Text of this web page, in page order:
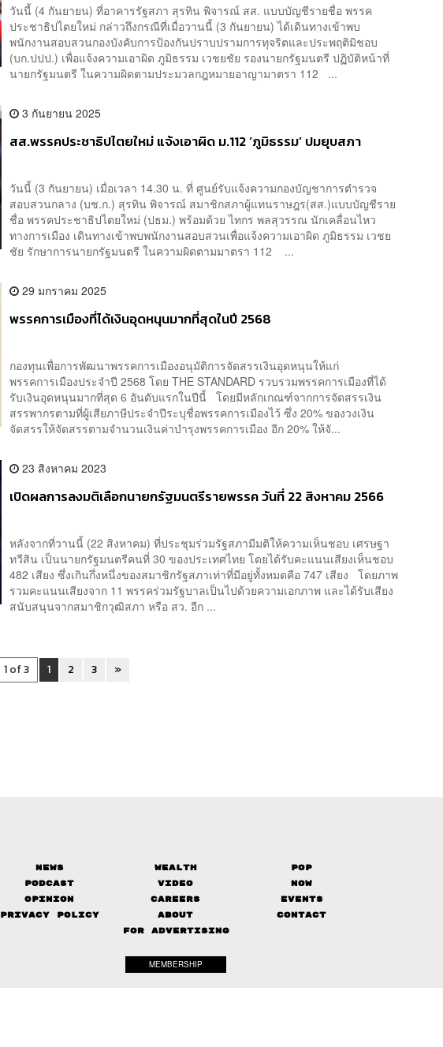
วันนี้ (4 กันยายน) ที่อาคารรัฐสภา สุรทิน พิจารณ์ สส. แบบบัญชีรายชื่อ พรรค
ประชาธิปไตยใหม่ กล่าวถึงกรณีที่เมื่อวานนี้ (3 กันยายน) ได้เดินทางเข้าพบ
พนักงานสอบสวนกองบังคับการป้องกันปราบปรามการทุจริตและประพฤติมิชอบ
(บก.ปปป.) เพื่อแจ้งความเอาผิด ภูมิธรรม เวชยชัย รองนายกรัฐมนตรี ปฏิบัติหน้าที่
นายกรัฐมนตรี ในความผิดตามประมวลกฎหมายอาญามาตรา 112 ...
3 กันยายน 2025
สส.พรรคประชาธิปไตยใหม่ แจ้งเอาผิด ม.112 ‘ภูมิธรรม’ ปมยุบสภา
วันนี้ (3 กันยายน) เมื่อเวลา 14.30 น. ที่ ศูนย์รับแจ้งความกองบัญชาการตำรวจ
สอบสวนกลาง (บช.ก.) สุรทิน พิจารณ์ สมาชิกสภาผู้แทนราษฎร(สส.)แบบบัญชีราย
ชื่อ พรรคประชาธิปไตยใหม่ (ปธม.) พร้อมด้วย ไทกร พลสุวรรณ นักเคลื่อนไหว
ทางการเมือง เดินทางเข้าพบพนักงานสอบสวนเพื่อแจ้งความเอาผิด ภูมิธรรม เวชย
ชัย รักษาการนายกรัฐมนตรี ในความผิดตามมาตรา 112 ...
29 มกราคม 2025
พรรคการเมืองที่ได้เงินอุดหนุนมากที่สุดในปี 2568
กองทุนเพื่อการพัฒนาพรรคการเมืองอนุมัติการจัดสรรเงินอุดหนุนให้แก่
พรรคการเมืองประจำปี 2568 โดย THE STANDARD รวบรวมพรรคการเมืองที่ได้
รับเงินอุดหนุนมากที่สุด 6 อันดับแรกในปีนี้ โดยมีหลักเกณฑ์จากการจัดสรรเงิน
สรรพากรตามที่ผู้เสียภาษีประจำปีระบุชื่อพรรคการเมืองไว้ ซึ่ง 20% ของวงเงิน
จัดสรรให้จัดสรรตามจำนวนเงินค่าบำรุงพรรคการเมือง อีก 20% ให้จั...
23 สิงหาคม 2023
เปิดผลการลงมติเลือกนายกรัฐมนตรีรายพรรค วันที่ 22 สิงหาคม 2566
หลังจากที่วานนี้ (22 สิงหาคม) ที่ประชุมร่วมรัฐสภามีมติให้ความเห็นชอบ เศรษฐา
ทวีสิน เป็นนายกรัฐมนตรีคนที่ 30 ของประเทศไทย โดยได้รับคะแนนเสียงเห็นชอบ
482 เสียง ซึ่งเกินกึ่งหนึ่งของสมาชิกรัฐสภาเท่าที่มีอยู่ทั้งหมดคือ 747 เสียง โดยภาพ
รวมคะแนนเสียงจาก 11 พรรคร่วมรัฐบาลเป็นไปด้วยความเอกภาพ และได้รับเสียง
สนับสนุนจากสมาชิกวุฒิสภา หรือ สว. อีก ...
1 of 3 1 2 3 »
News Wealth
Pop
Podcast
Video
Now
Opinion
Careers
Events
Privacy Policy
About
Contact
FOR ADVERTISING
MEMBERSHIP